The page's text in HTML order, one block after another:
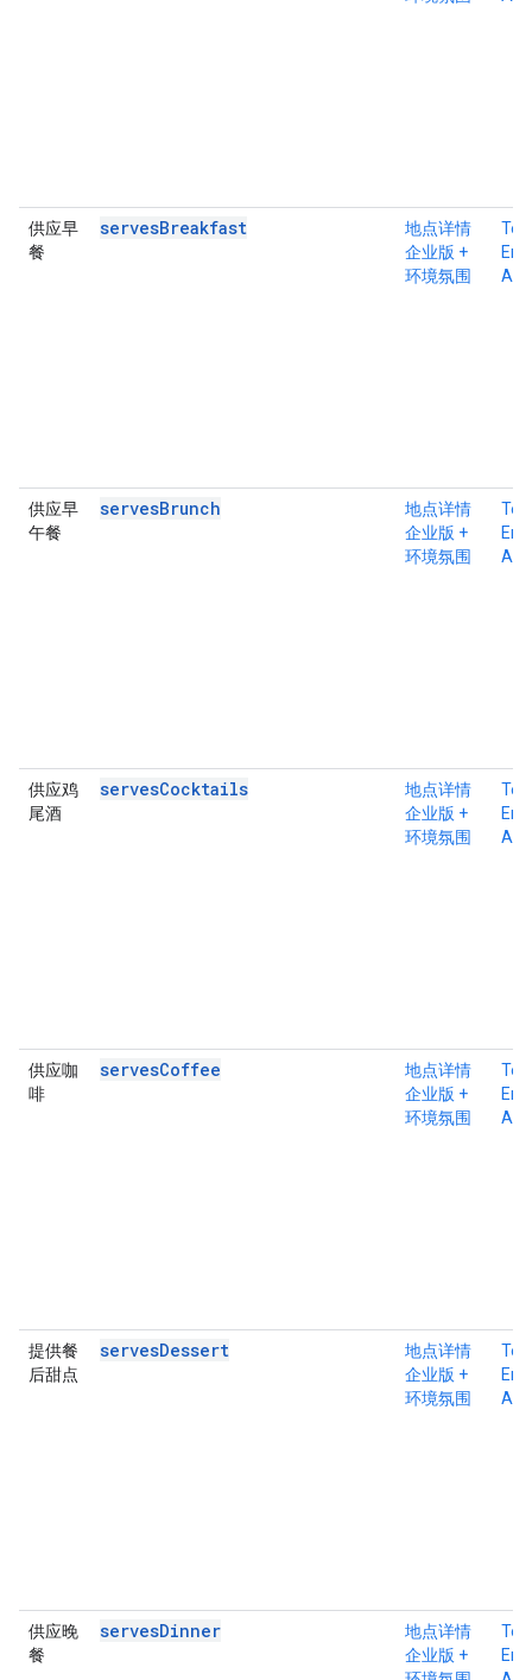
供应早
餐
servesBreakfast
地点详情
企业版 +
环境氛围
供应早
午餐
servesBrunch
地点详情
企业版 +
环境氛围
供应鸡
尾酒
servesCocktails
地点详情
企业版 +
环境氛围
供应咖
啡
servesCoffee
地点详情
企业版 +
环境氛围
提供餐
后甜点
servesDessert
地点详情
企业版 +
环境氛围
供应晚
餐
servesDinner
地点详情
企业版 +